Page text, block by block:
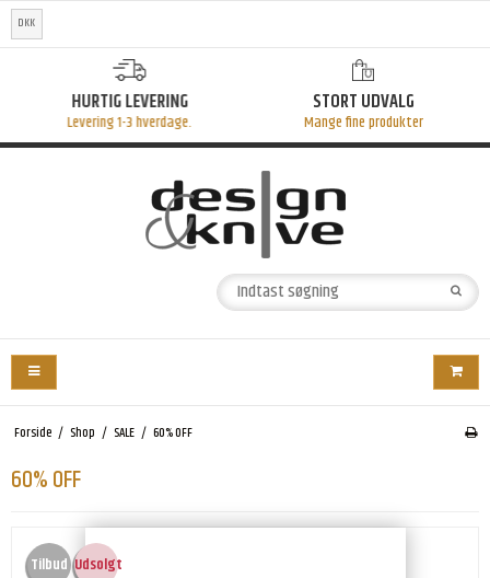
DKK
HURTIG LEVERING
Levering 1-3 hverdage.
STORT UDVALG
Mange fine produkter
Forside / Shop / SALE / 60% OFF
60% OFF
Tilbud Udsolgt